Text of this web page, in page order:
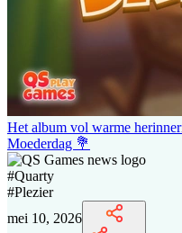
Het album vol warme
Moederdag 💐
#Quarty
#Plezier
mei 10, 2026